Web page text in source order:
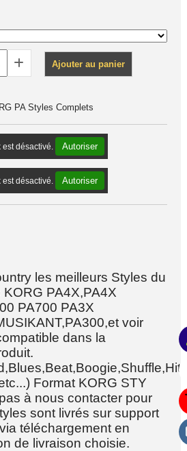
Ajouter au panier
PA Styles Complets
est désactivé. Autoriser
est désactivé. Autoriser
les meilleurs Styles du
PA4X,PA4X
PA700 PA3X
voir
dans la
Format KORG STY
à nous contacter pour
sont livrés sur support
téléchargement en
de livraison choisie.